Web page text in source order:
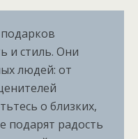
и стиль. Они
людей: от
о близких,
подарят радость